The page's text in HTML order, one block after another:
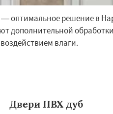
оптимальное решение в
дополнительной
влаги.
Двери ПВХ дуб